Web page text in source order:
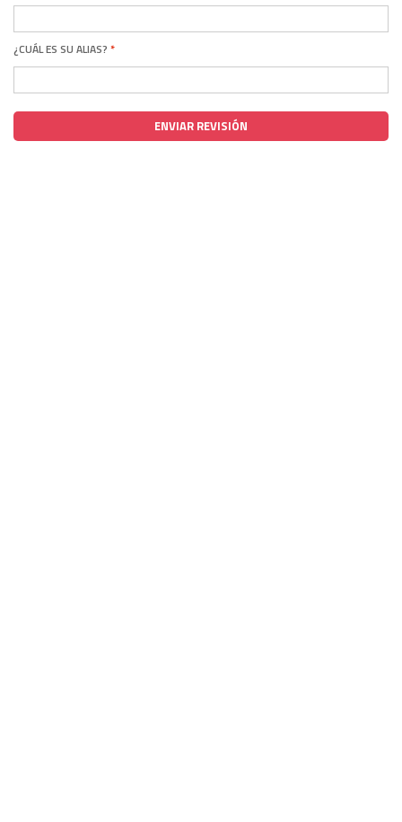
¿CUÁL ES SU ALIAS?
ENVIAR REVISIÓN